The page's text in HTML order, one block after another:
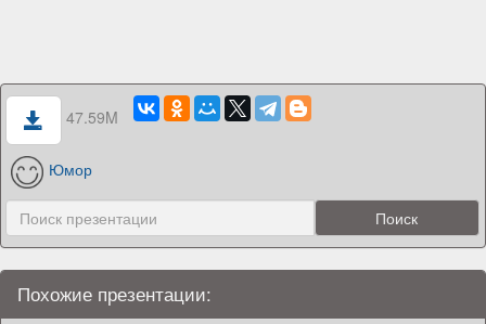
47.59M
Юмор
Похожие презентации: